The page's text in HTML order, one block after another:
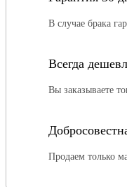
В случае брака
Всегда
Вы заказываете
Продаем только